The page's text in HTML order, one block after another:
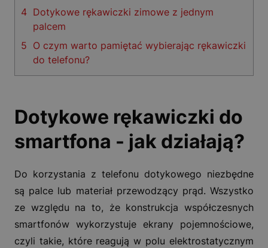
4 Dotykowe rękawiczki zimowe z jednym
palcem
5 O czym warto pamiętać wybierając rękawiczki
do telefonu?
Dotykowe rękawiczki do
smartfona - jak działają?
Do korzystania z telefonu dotykowego niezbędne
są palce lub materiał przewodzący prąd. Wszystko
ze względu na to, że konstrukcja współczesnych
smartfonów wykorzystuje ekrany pojemnościowe,
czyli takie, które reagują w polu elektrostatycznym